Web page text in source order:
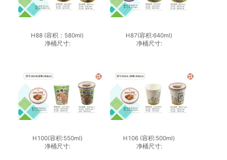
H88 (容积：580ml)
净桶尺寸:
H87(容积:640ml)
净桶尺寸:
H100(容积:550ml)
净桶尺寸:
H106 (容积:500ml)
净桶尺寸: